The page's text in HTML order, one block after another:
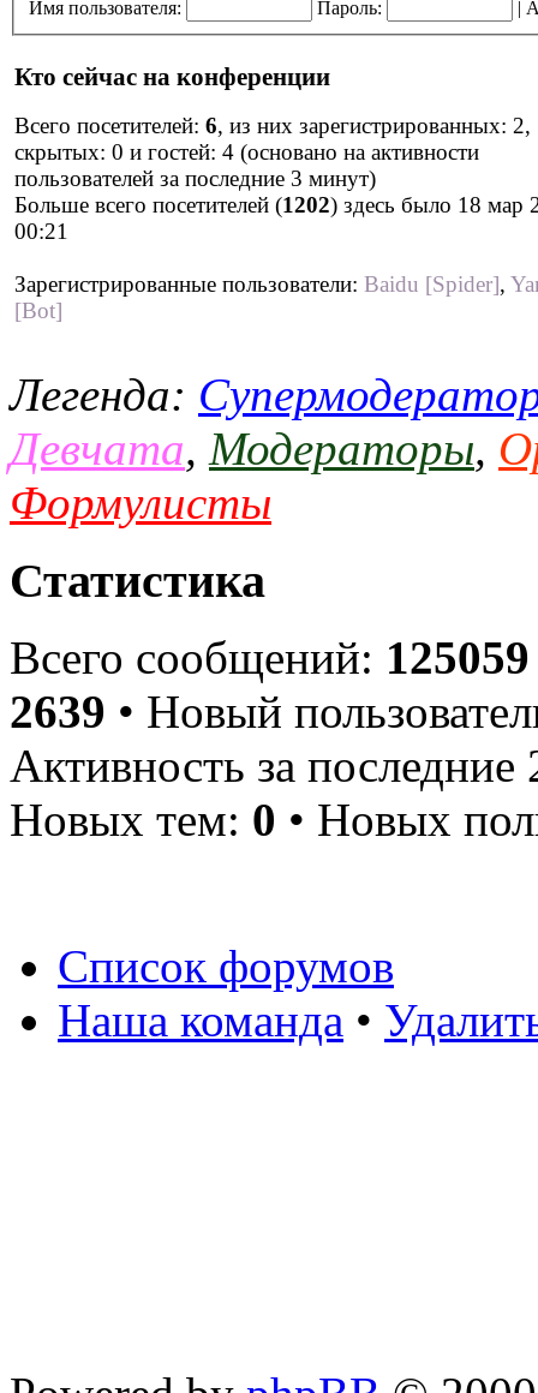
Имя пользователя: Пароль: |
Кто сейчас на конференции
Всего посетителей: 6, из них зарегистрированных: 2,
скрытых: 0 и гостей: 4 (основано на активности
пользователей за последние 3 минут)
Больше всего посетителей (1202) здесь было 18 мар
00:21
Зарегистрированные пользователи: Baidu [Spider],
[Bot]
Легенда:
Девчата, Модераторы,
Формулисты
Статистика
Всего сообщений: 125059
2639 • Новый
Активность за
Новых тем: 0 • Новых
Список форумов
Наша команда •